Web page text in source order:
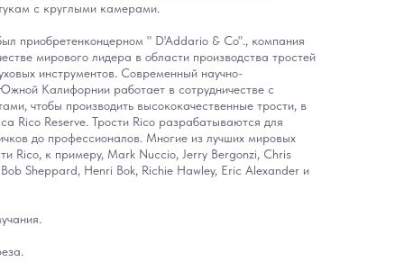
с круглыми камерами.
приобретенконцерном " D'Addario & Co"., компания
мирового лидера в области производства тростей
инструментов. Современный научно-
Калифорнии работает в сотрудничестве с
чтобы производить высококачественные трости, в
Rico Reserve. Трости Rico разрабатываются для
до профессионалов. Многие из лучших мировых
Rico, к примеру, Mark Nuccio, Jerry Bergonzi, Chris
Sheppard, Henri Bok, Richie Hawley, Eric Alexander и